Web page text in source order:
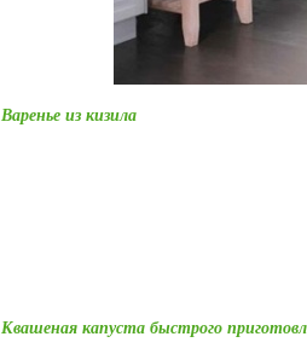
Варенье из кизила
Квашеная капуста быстрого